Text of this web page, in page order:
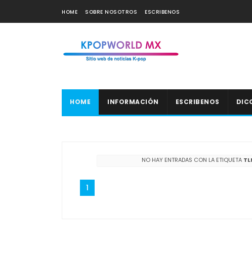
HOME SOBRE NOSOTROS ESCRIBENOS
HOME INFORMACIÓN ESCRIBENOS
NO HAY ENTRADAS CON LA ETIQUETA
1